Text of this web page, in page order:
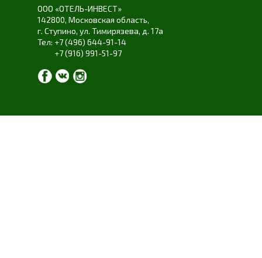
ООО «ОТЕЛЬ-ИНВЕСТ»
142800, Московская область,
г. Ступино, ул. Тимирязева, д. 17а
+7 (496) 644-91-14
+7 (916) 991-51-97